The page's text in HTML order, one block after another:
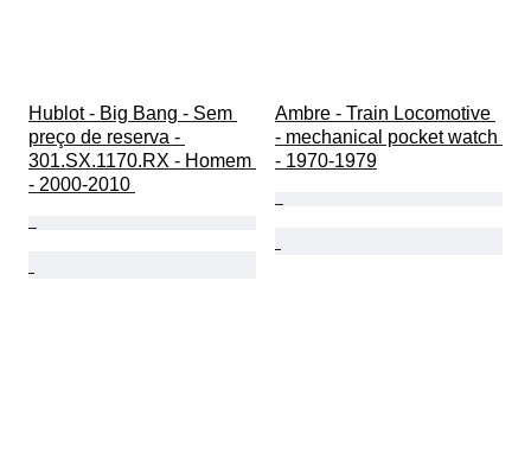
Hublot - Big Bang - Sem
preço de reserva -
301.SX.1170.RX - Homem
- 2000-2010
Ambre - Train Locomotive
- mechanical pocket watch
- 1970-1979